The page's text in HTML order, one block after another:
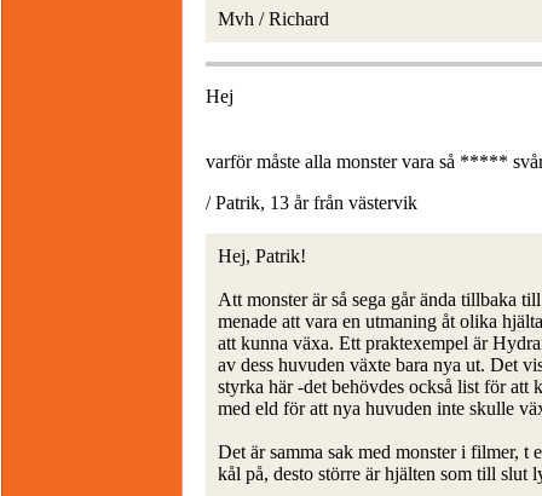
Mvh / Richard
Hej
varför måste alla monster vara så *****
/ Patrik, 13 år från västervik
Hej, Patrik!
Att monster är så sega går ända tillbaka
menade att vara en utmaning åt olika
att kunna växa. Ett praktexempel är
av dess huvuden växte bara nya ut. Det
styrka här -det behövdes också list för att
med eld för att nya huvuden inte skulle
Det är samma sak med monster i filmer, t
kål på, desto större är hjälten som till slut